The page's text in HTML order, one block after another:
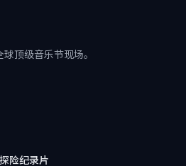
顶级音乐节现场。
险纪录片